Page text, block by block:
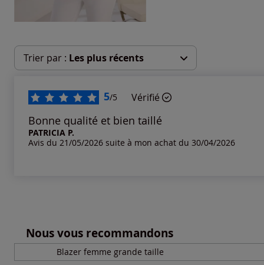
Trier par : Les plus récents
Les plus anciens
5/5 Vérifié
Bonne qualité et bien taillé
PATRICIA P.
Avis du 21/05/2026 suite à mon achat du 30/04/2026
Nous vous recommandons
Blazer femme grande taille